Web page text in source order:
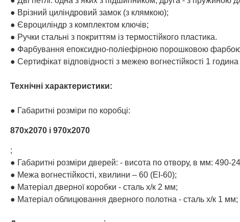
● Врізний циліндровий замок (з клямкою);
● Євроциліндр з комплектом ключів;
● Ручки стальні з покриттям із термостійкого пластика.
● Фарбування епоксидно-поліефірною порошковою фарбою
● Сертифікат відповідності з межею вогнестійкості 1
Технічні характеристики:
● Габаритні розміри по коробці:
870х2070 і 970х2070
;
● Габаритні розміри дверей: - висота по отвору, в мм:
● Межа вогнестійкості, хвилини – 60 (EI-60);
● Матеріал дверної коробки - cталь х/к 2 мм;
● Матеріал облицювання дверного полотна - cталь х/к 1 мм;